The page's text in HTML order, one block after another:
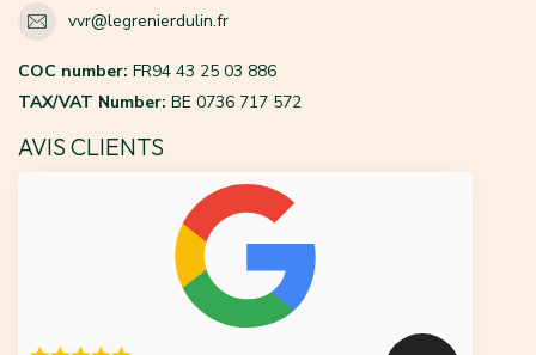
vvr@legrenierdulin.fr
COC number: FR94 43 25 03 886
TAX/VAT Number: BE 0736 717 572
AVIS CLIENTS